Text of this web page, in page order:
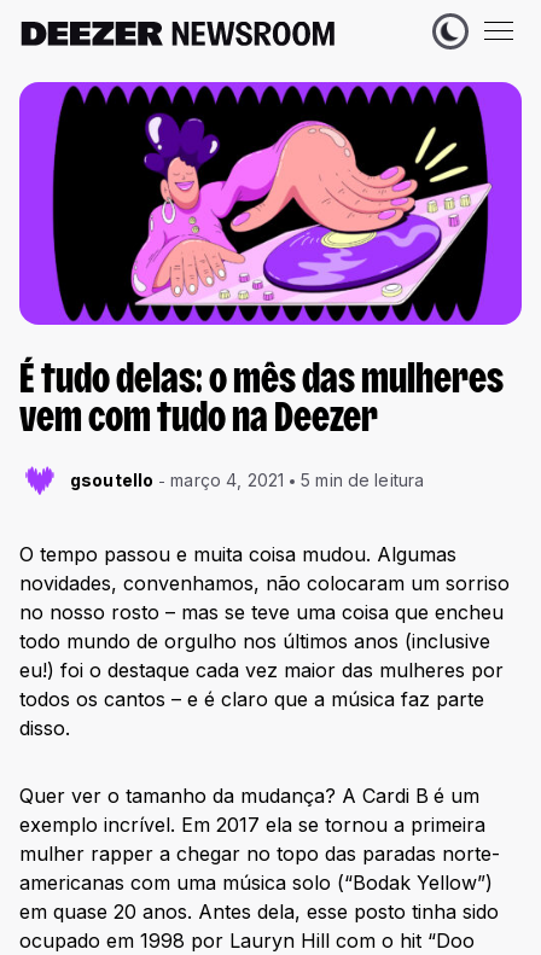
É tudo delas: o mês das mulheres
vem com tudo na Deezer
gsoutello março 4, 2021 5 min de leitura
O tempo passou e muita coisa mudou. Algumas
novidades, convenhamos, não colocaram um sorriso
no nosso rosto – mas se teve uma coisa que encheu
todo mundo de orgulho nos últimos anos (inclusive
eu!) foi o destaque cada vez maior das mulheres por
todos os cantos – e é claro que a música faz parte
disso.
Quer ver o tamanho da mudança? A Cardi B é um
exemplo incrível. Em 2017 ela se tornou a primeira
mulher rapper a chegar no topo das paradas norte-
americanas com uma música solo (“Bodak Yellow”)
em quase 20 anos. Antes dela, esse posto tinha sido
ocupado em 1998 por Lauryn Hill com o hit “Doo